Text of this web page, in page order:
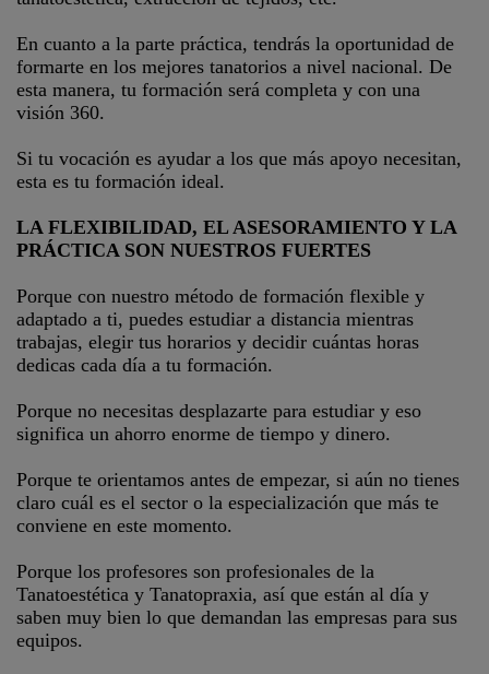
En cuanto a la parte práctica, tendrás la oportunidad de
formarte en los mejores tanatorios a nivel nacional. De
esta manera, tu formación será completa y con una
visión 360.
Si tu vocación es ayudar a los que más apoyo necesitan,
esta es tu formación ideal.
LA FLEXIBILIDAD, EL ASESORAMIENTO Y LA
PRÁCTICA SON NUESTROS FUERTES
Porque con nuestro método de formación flexible y
adaptado a ti, puedes estudiar a distancia mientras
trabajas, elegir tus horarios y decidir cuántas horas
dedicas cada día a tu formación.
Porque no necesitas desplazarte para estudiar y eso
significa un ahorro enorme de tiempo y dinero.
Porque te orientamos antes de empezar, si aún no tienes
claro cuál es el sector o la especialización que más te
conviene en este momento.
Porque los profesores son profesionales de la
Tanatoestética y Tanatopraxia, así que están al día y
saben muy bien lo que demandan las empresas para sus
equipos.